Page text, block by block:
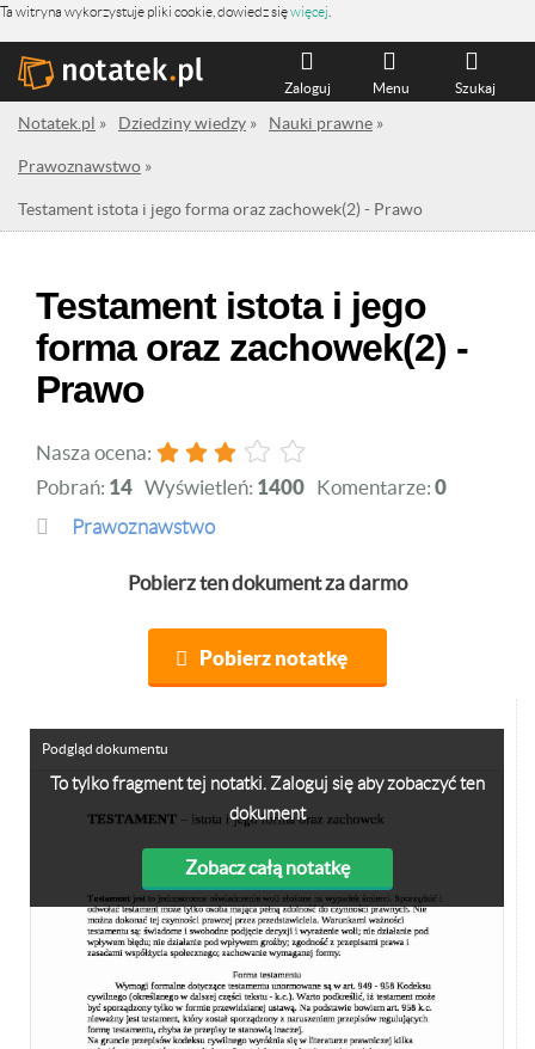
Ta witryna wykorzystuje pliki cookie, dowiedz sięwięcej
Szukaj
Menu
Zaloguj
Notatek.pl » Dziedziny wiedzy » Nauki prawne »
Prawoznawstwo »
Testament istota i jego forma oraz zachowek(2) - Prawo
Testament istota i jego
forma oraz zachowek(2) -
Prawo
Nasza ocena:
Pobrań: 14 Wyświetleń: 1400 Komentarze: 0
Prawoznawstwo
Pobierz ten dokument za darmo
Pobierz notatkę
To tylko fragment tej notatki. Zaloguj się aby zobaczyć ten
dokument
Zobacz całą notatkę
Podgląd dokumentu